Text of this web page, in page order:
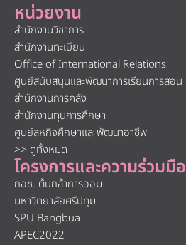
หน่วยงาน
สำนักงานวิชาการ
สำนักงานทะเบียน
Office of International Relations
ศูนย์สนับสนุนและพัฒนาการเรียนการสอน
สำนักงานการคลัง
สำนักงานทุนการศึกษา
ศูนย์สหกิจศึกษาและพัฒนาอาชีพ
>> ดูทั้งหมด
โครงการและความร่วมมือ
กอช. ต้นกล้าการออม
มหาวิทยาลัยศรีปทุม
SPU Bangbua
APEC2022